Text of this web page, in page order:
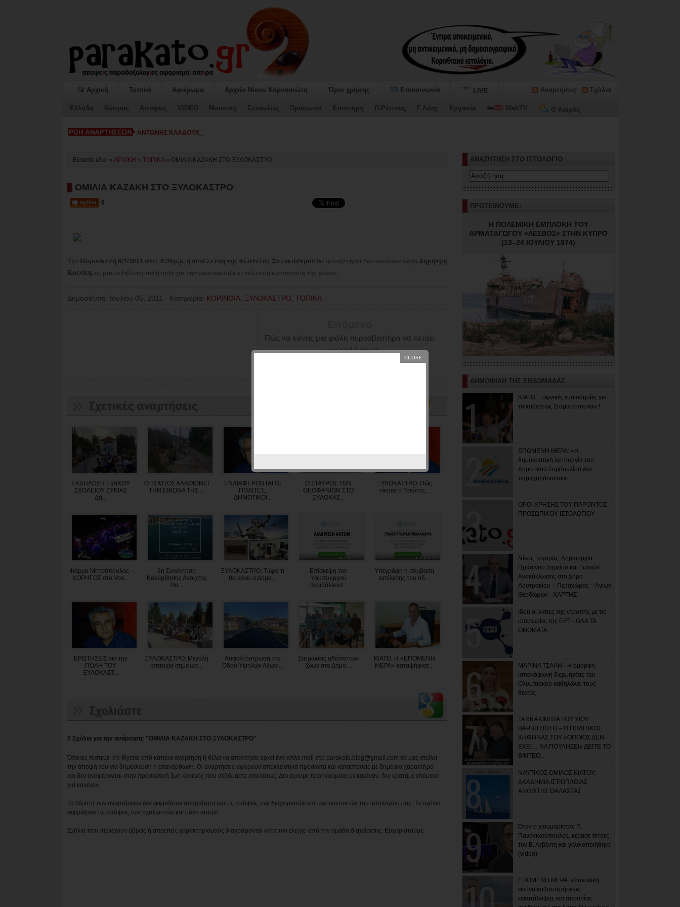
Αρχική Τοπικά Αφιέρωμα Αρχείο Νίκου Καρνασιώτη Όροι χρήσης Επικοινωνία LIVE Αναρτήσεις Σχόλια
Ελλάδα Κόσμος Απόψεις VIDEO Μουσική Συναυλίες Πρόσωπα Επιστήμη Π.Ρέππας Γ.Λόης Εργασία WebTV Ο Καιρός
ΑΝΤΩΝΗΣ ΚΛΑΔΟΥΧΟΣ: ΑΦΗΣΕ ΕΝΑ ΠΑΡΑΘΥΡΟ ΑΝΑΠΝΟ-
Είσαστε εδώ: » ΑΡΧΙΚΗ » ΤΟΠΙΚΑ» ΟΜΙΛΙΑ ΚΑΖΑΚΗ ΣΤΟ ΞΥΛΟΚΑΣΤΡΟ
ΟΜΙΛΙΑ ΚΑΖΑΚΗ ΣΤΟ ΞΥΛΟΚΑΣΤΡΟ
0
Την Παρασκευή 8/7/2011 στις 8:30μ.μ. η συνέλευση της πλατείας Ξυλοκάστρου θα φιλοξενήσει τον οικονομολόγο Δημήτρη
Καζάκη, σε μία εκδήλωση-συζήτηση για την οικονομική και πολιτική κατάσταση της χώρας.
Δημοσίευση: Ιουλίου 05, 2011 - Κατηγορία: ΚΟΡΙΝΘΙΑ ΞΥΛΟΚΑΣΤΡΟ ΤΟΠΙΚΑ
Πώς να κάνεις μια φιάλη πυροσβεστήρα να πετάει
χρώμα! (video)
ΕΚΔΗΛΩΣΗ ΕΙΔΙΚΟΥ
ΣΧΟΛΕΙΟΥ ΣΥΚΙΑΣ
Δή...
Ο ΤΣΙΩΤΟΣ ΑΛΛΟΙΩΝΕΙ
ΤΗΝ ΕΙΚΟΝΑ ΤΗΣ ...
ΕΝΔΙΑΦΕΡΟΝΤΑΙ ΟΙ
ΠΟΛΙΤΕΣ,
ΔΗΜΟΤΙΚΟΙ...
Ο ΣΤΑΥΡΟΣ ΤΩΝ
ΘΕΟΦΑΝΙΩΝ ΣΤΟ
ΞΥΛΟΚΑΣ...
ΞΥΛΟΚΑΣΤΡΟ: Πώς
νίκησε ο Τσιώτος...
Φάρμα Μητσόπουλος -
ΧΟΡΗΓΟΣ στο Voe...
2η Συνάντηση
Κολύμβησης Ανοιχτής
Θα...
ΞΥΛΟΚΑΣΤΡΟ: Τώρα τι
θα κάνει ο Δήμα...
Επίσκεψη του
Υφυπουργού
Περιβάλλοντ...
Υπεγράφη η σύμβαση
εκτέλεσης του οδ...
ΕΡΩΤΗΣΕΙΣ για την
ΠΟΛΗ ΤΟΥ
ΞΥΛΟΚΑΣΤ...
ΞΥΛΟΚΑΣΤΡΟ: Μεγάλη
επιτυχία σημείωσ...
Ασφαλτόστρωση της
Οδού Υψηλών Αλωνί...
Στειρώσεις αδέσποτων
ζώων στο Δήμο ...
ΚΙΑΤΟ: Η «ΕΠΟΜΕΝΗ
ΜΕΡΑ» καταψήφισε...
0 Σχόλια για την ανάρτηση: "ΟΜΙΛΙΑ ΚΑΖΑΚΗ ΣΤΟ ΞΥΛΟΚΑΣΤΡΟ"
Όποιος πιστεύει ότι θίγεται από κάποια ανάρτηση ή θέλει να απαντήσει αρκεί ένα απλό mail στο parakato.blog@gmail.com να μας στείλει
την άποψή του για δημοσίευση ή επανόρθωση. Οι αναρτήσεις αφορούν αποκλειστικά πρόσωπα και καταστάσεις με δημόσιο χαρακτήρα
και δεν αναφέρονται στην προσωπική ζωή κανενός που σεβόμαστε απολύτως. Δεν έχουμε προηγούμενα με κανέναν, δεν κρατάμε επόμενα
για κανέναν.
Τα θέματα των αναρτήσεων δεν εκφράζουν απαραίτητα και τις απόψεις των διαχειριστών και των συντακτών του ιστολογίου μας. Τα σχόλια
εκφράζουν τις απόψεις των σχολιαστών και μόνο αυτών.
Σχόλια που περιέχουν ύβρεις ή απρεπείς χαρακτηρισμούς διαγράφονται κατά τον έλεγχο από την ομάδα διαχείρισης. Ευχαριστούμε.
ΑΝΑΖΗΤΗΣΗ ΣΤΟ ΙΣΤΟΛΟΓΙΟ
ΠΡΟΤΕΙΝΟΥΜΕ:
Η ΠΟΛΕΜΙΚΗ ΕΜΠΛΟΚΗ ΤΟΥ
ΑΡΜΑΤΑΓΩΓΟΥ «ΛΕΣΒΟΣ» ΣΤΗΝ ΚΥΠΡΟ
(13–24 ΙΟΥΛΙΟΥ 1974)
ΔΗΜΟΦΙΛΗ ΤΗΣ ΕΒΔΟΜΑΔΑΣ
ΚΙΑΤΟ: Ξαφνικές ευαισθησίες για
το καθεστώς Σταματόπουλου !
ΕΠΟΜΕΝΗ ΜΕΡΑ: «Η
δημοκρατική λειτουργία του
Δημοτικού Συμβουλίου δεν
παραχαράσσεται»
ΟΡΟΙ ΧΡΗΣΗΣ ΤΟΥ ΠΑΡΟΝΤΟΣ
ΠΡΟΣΩΠΙΚΟΥ ΙΣΤΟΛΟΓΙΟΥ
Νίκος Ταγαράς: Δημιουργία
Πράσινου Σημείου και Γωνιών
Ανακύκλωσης στο Δήμο
Λουτρακίου – Περαχώρας – Αγίων
Θεοδώρων - ΧΑΡΤΗΣ
Ιδού οι λίστες της ντροπής με τις
υπερωρίες της ΕΡΤ - ΟΛΑ ΤΑ
ΟΝΟΜΑΤΑ
ΜΑΡΙΝΑ ΤΣΑΛΗ - Η όμορφη
ισπανόφωνη διερμηνέας του
Ολυμπιακού καθηλώνει τους
θεατές
ΤΑ 66 ΑΚΙΝΗΤΑ ΤΟΥ ΥΙΟΥ
ΒΑΡΒΙΤΣΙΩΤΗ – Ο ΠΟΛΙΤΙΚΟΣ
ΚΗΦΗΝΑΣ ΤΟΥ «ΟΠΟΙΟΣ ΔΕΝ
ΕΧΕΙ… ΝΑ ΠΟΥΛΗΣΕΙ» ΔΕΙΤΕ ΤΟ
ΒΙΝΤΕΟ…
ΝΑΥΤΙΚΟΣ ΟΜΙΛΟΣ ΚΙΑΤΟΥ:
ΑΚΑΔΗΜΙΑ ΙΣΤΙΟΠΛΟΙΑΣ
ΑΝΟΙΧΤΗΣ ΘΑΛΑΣΣΑΣ
Όταν ο χιουμορίστας Π.
Παναγιωτόπουλος, κέρασε πίτσες
τον Β. Λεβέντη και γελοιοποιήθηκε
(video)
ΕΠΟΜΕΝΗ ΜΕΡΑ: «Συνολική
εικόνα καθυστερήσεων,
εγκατάλειψης και απουσίας